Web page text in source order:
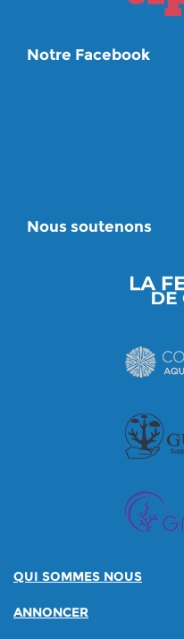
Notre Facebook
Nous soutenons
QUI SOMMES NOUS
ANNONCER